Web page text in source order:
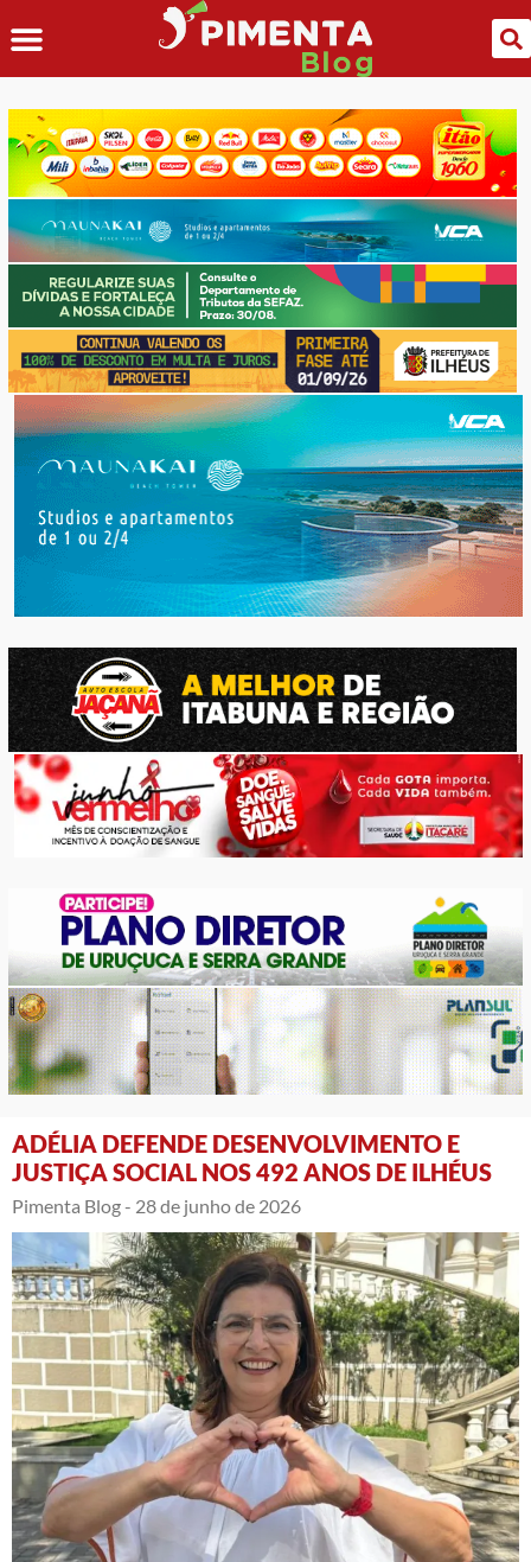
ADÉLIA DEFENDE DESENVOLVIMENTO E
JUSTIÇA SOCIAL NOS 492 ANOS DE ILHÉUS
Pimenta Blog - 28 de junho de 2026